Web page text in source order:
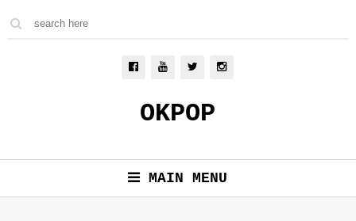
OKPOP
MAIN MENU